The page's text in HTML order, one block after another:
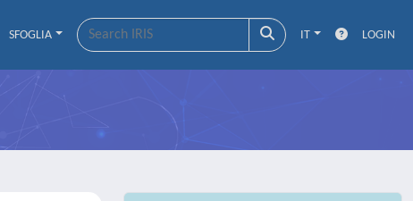
SFOGLIA IT LOGIN